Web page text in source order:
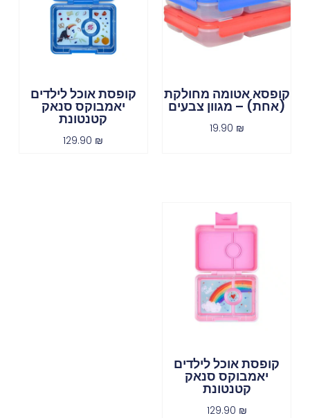
קופסא אטומה מחולקת
(אחת) – מגוון צבעים
19.90 ₪
קופסת אוכל לילדים
יאמבוקס סנאק
קטנטונת
129.90 ₪
קופסת אוכל לילדים
יאמבוקס סנאק
קטנטונת
129.90 ₪